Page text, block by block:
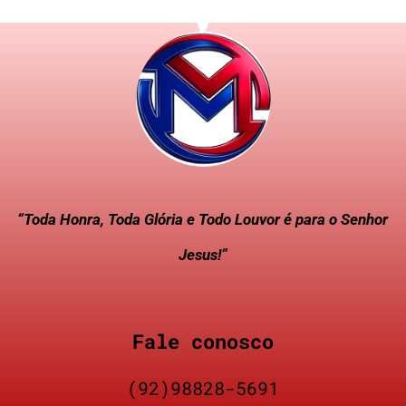
“Toda Honra, Toda Glória e Todo Louvor é para o Senhor
Jesus!”
Fale conosco
(92)98828-5691